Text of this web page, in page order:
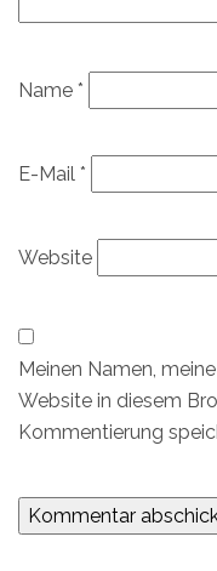
Name *
E-Mail *
Website
Meinen Namen,
Website in diesem
Kommentierung